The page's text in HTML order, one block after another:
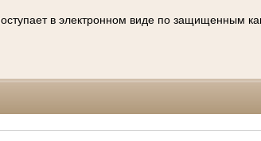
в электронном виде по защищенным